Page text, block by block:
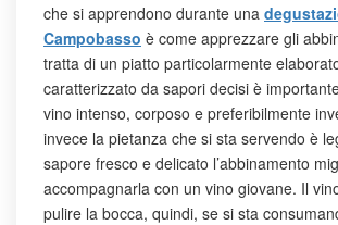
che si apprendono durante una
Campobasso è come apprezzare gli
tratta di un piatto particolarmente
caratterizzato da sapori decisi è
vino intenso, corposo e preferibilmente
invece la pietanza che si sta servendo è
sapore fresco e delicato l’abbinamento
accompagnarla con un vino giovane. Il
pulire la bocca, quindi, se si sta